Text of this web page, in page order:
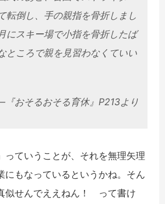
転倒し、手の親指を骨折しまし
にスキー場で小指を骨折したば
ところで親を見習わなくていい
おそるおそる育休』P213より
ていうことが、それを無理矢理
にもなっているというかね。そん
似せんでええねん！ って書け